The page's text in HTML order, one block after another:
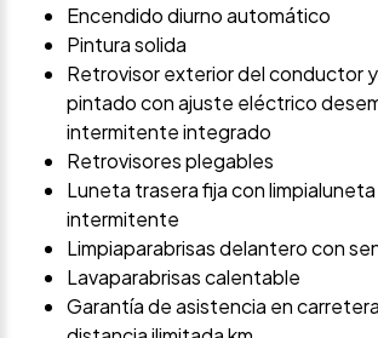
Encendido diurno automático
Pintura solida
Retrovisor exterior del conductor
pintado con ajuste eléctrico
intermitente integrado
Retrovisores plegables
Luneta trasera fija con
intermitente
Limpiaparabrisas delantero con
Lavaparabrisas calentable
Garantía de asistencia en